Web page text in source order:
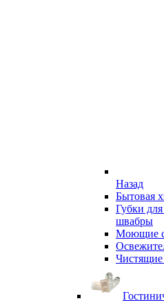
Назад
Бытовая
Губки
швабры
Моющие
Чистящие